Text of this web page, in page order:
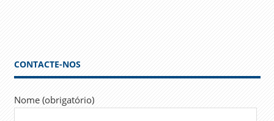
CONTACTE-NOS
Nome (obrigatório)